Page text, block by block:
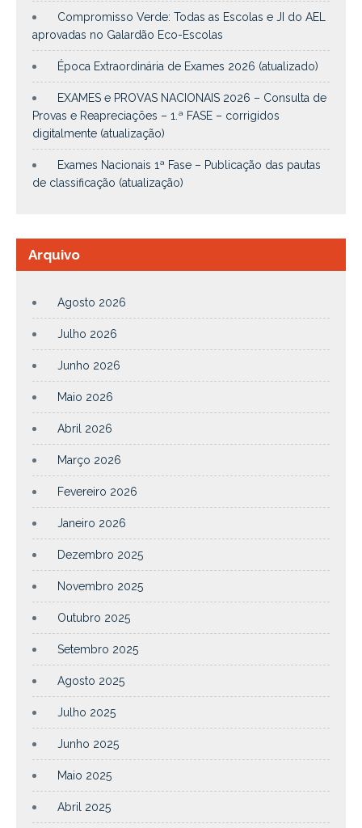
Compromisso Verde: Todas as Escolas e JI do AEL
aprovadas no Galardão Eco-Escolas
Época Extraordinária de Exames 2026 (atualizado)
EXAMES e PROVAS NACIONAIS 2026 – Consulta de
Provas e Reapreciações – 1.ª FASE – corrigidos
digitalmente (atualização)
Exames Nacionais 1ª Fase – Publicação das pautas
de classificação (atualização)
Arquivo
Agosto 2026
Julho 2026
Junho 2026
Maio 2026
Abril 2026
Março 2026
Fevereiro 2026
Janeiro 2026
Dezembro 2025
Novembro 2025
Outubro 2025
Setembro 2025
Agosto 2025
Julho 2025
Junho 2025
Maio 2025
Abril 2025